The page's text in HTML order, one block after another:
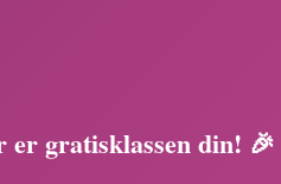
er gratisklassen din! 🎉